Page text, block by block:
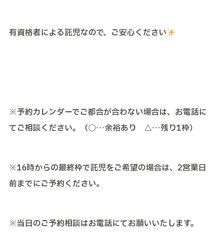
有資格者による託児なので、ご安心ください
※予約カレンダーでご都合が合わない場合は、お電話に
てご相談ください。（○…余裕あり △…残り1枠）
※16時からの最終枠で託児をご希望の場合は、2営業日
前までにご予約ください。
※当日のご予約相談はお電話にてお願いいたします。